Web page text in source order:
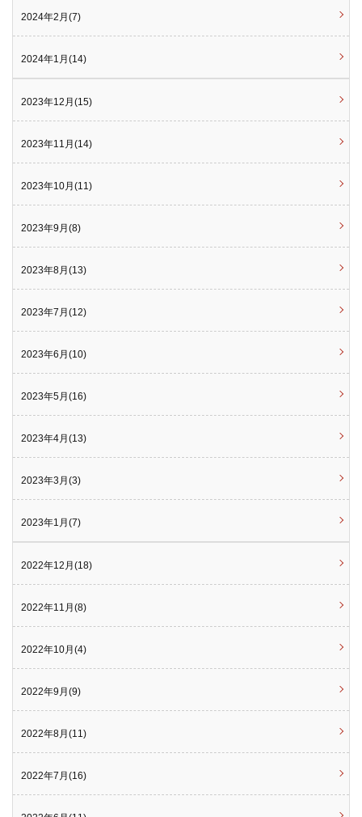
2024年2月(7)
2024年1月(14)
2023年12月(15)
2023年11月(14)
2023年10月(11)
2023年9月(8)
2023年8月(13)
2023年7月(12)
2023年6月(10)
2023年5月(16)
2023年4月(13)
2023年3月(3)
2023年1月(7)
2022年12月(18)
2022年11月(8)
2022年10月(4)
2022年9月(9)
2022年8月(11)
2022年7月(16)